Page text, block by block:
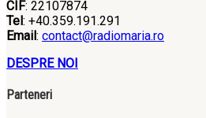
CIF: 22107874
Tel : +40.359.191.291
Email : contact@radiomaria.ro
DESPRE NOI
Parteneri